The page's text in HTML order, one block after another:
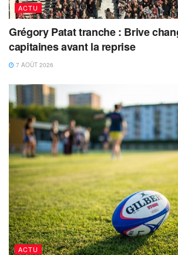
ACTU
Grégory Patat tranche : Brive
capitaines avant la reprise
7 AOÛT 2026
ACTU